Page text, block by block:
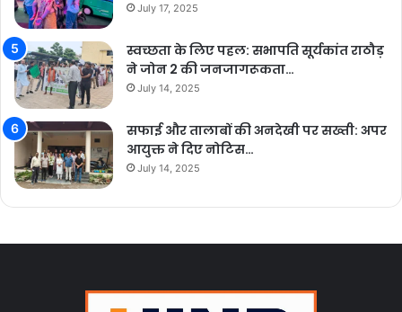
July 17, 2025
स्वच्छता के लिए पहल: सभापति सूर्यकांत राठौड़
ने जोन 2 की जनजागरूकता…
July 14, 2025
सफाई और तालाबों की अनदेखी पर सख्ती: अपर
आयुक्त ने दिए नोटिस…
July 14, 2025